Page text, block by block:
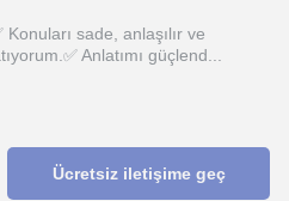
sade, anlaşılır ve
Anlatımı güçlend...
Ücretsiz iletişime geç